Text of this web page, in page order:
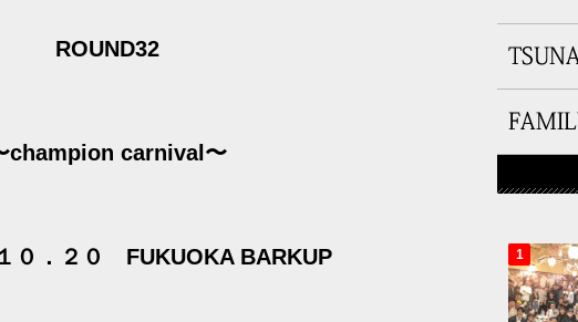
ROUND32
champion carnival〜
０．２０ FUKUOKA BARKUP